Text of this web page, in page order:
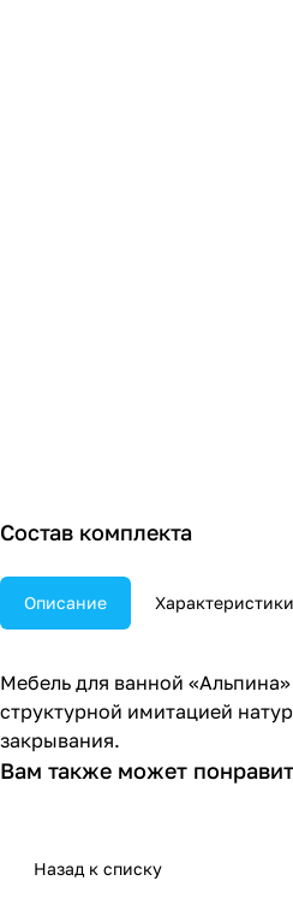
Состав комплекта
Описание Характеристики
Мебель для ванной
структурной имитацией
закрывания.
Вам также может
Назад к списку